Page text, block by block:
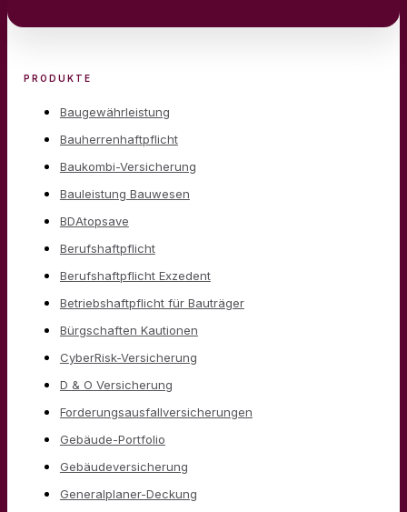
PRODUKTE
Baugewährleistung
Bauherrenhaftpflicht
Baukombi-Versicherung
Bauleistung Bauwesen
BDAtopsave
Berufshaftpflicht
Berufshaftpflicht Exzedent
Betriebshaftpflicht für Bauträger
Bürgschaften Kautionen
CyberRisk-Versicherung
D & O Versicherung
Forderungsausfallversicherungen
Gebäude-Portfolio
Gebäudeversicherung
Generalplaner-Deckung